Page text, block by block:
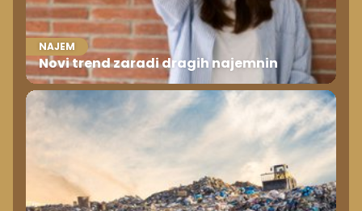
NAJEM
Novi trend zaradi dragih najemnin